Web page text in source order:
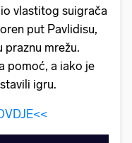
vlastitog suigrača
put Pavlidisu,
mrežu.
pomoć, a iako je
igru.